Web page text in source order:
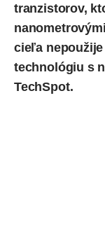
tranzistorov,
cieľa
technológiu s
TechSpot.